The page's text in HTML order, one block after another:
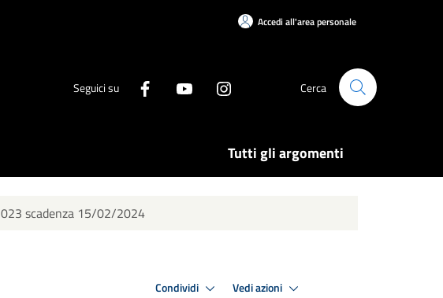
Accedi all'area personale
Seguici su Cerca
Tutti gli argomenti
scadenza 15/02/2024
Condividi Vedi azioni